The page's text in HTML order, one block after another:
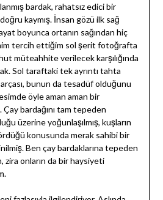
bardak, rahatsız edici bir
kaymış. İnsan gözü ilk sağ
boyunca ortanın sağından hiç
tercih ettiğim sol şerit fotoğrafta
müteahhite verilecek karşılığında
Sol taraftaki tek ayrıntı tahta
bunun da tesadüf olduğunu
öyle aman aman bir
bardağını tam tepeden
üzerine yoğunlaşılmış, kuşların
konusunda merak sahibi bir
Ben çay bardaklarına tepeden
zira onların da bir haysiyeti